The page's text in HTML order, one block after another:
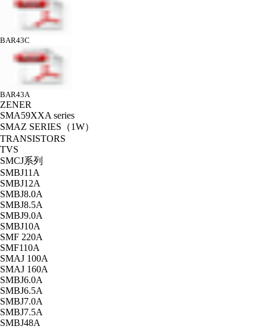
BAR43C
BAR43A
ZENER
SMA59XXA series
SMAZ SERIES（1W）
TRANSISTORS
TVS
SMCJ系列
SMBJ11A
SMBJ12A
SMBJ8.0A
SMBJ8.5A
SMBJ9.0A
SMBJ10A
SMF 220A
SMF110A
SMAJ 100A
SMAJ 160A
SMBJ6.0A
SMBJ6.5A
SMBJ7.0A
SMBJ7.5A
SMBJ48A